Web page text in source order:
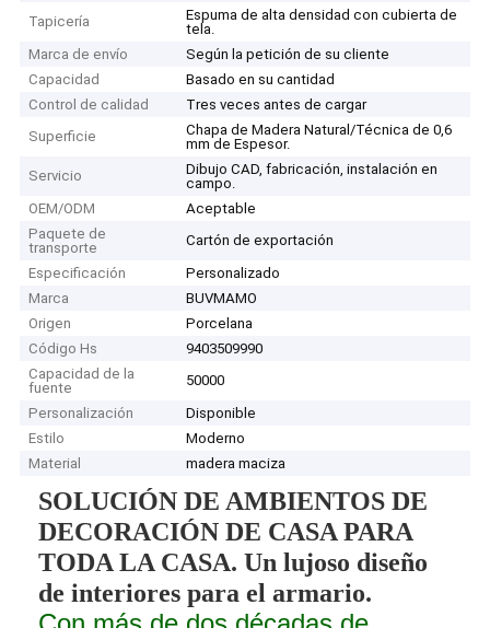
Tapicería
Espuma de alta densidad con cubierta de
tela.
Marca de envío
Según la petición de su cliente
Capacidad
Basado en su cantidad
Control de calidad
Tres veces antes de cargar
Superficie
Chapa de Madera Natural/Técnica de 0,6
mm de Espesor.
Servicio
Dibujo CAD, fabricación, instalación en
campo.
OEM/ODM
Aceptable
Paquete de
transporte
Cartón de exportación
Especificación
Personalizado
Marca
BUVMAMO
Origen
Porcelana
Código Hs
9403509990
Capacidad de la
fuente
50000
Personalización
Disponible
Estilo
Moderno
Material
madera maciza
SOLUCIÓN DE AMBIENTOS DE
DECORACIÓN DE CASA PARA
TODA LA CASA. Un lujoso diseño
de interiores para el armario.